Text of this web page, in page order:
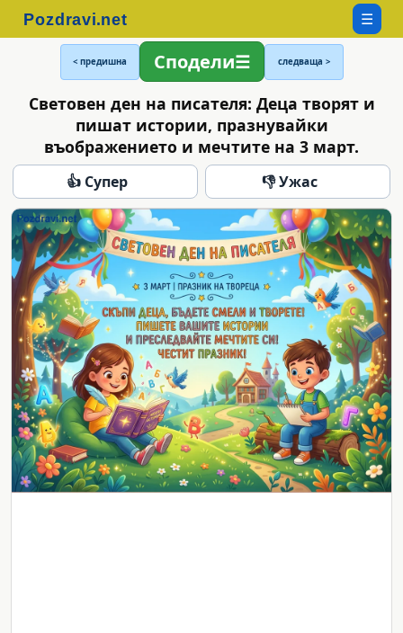
☰
< предишна Сподели следваща >
Световен ден на писателя: Деца творят и
пишат истории, празнувайки
въображението и мечтите на 3 март.
👍 Супер 👎 Ужас